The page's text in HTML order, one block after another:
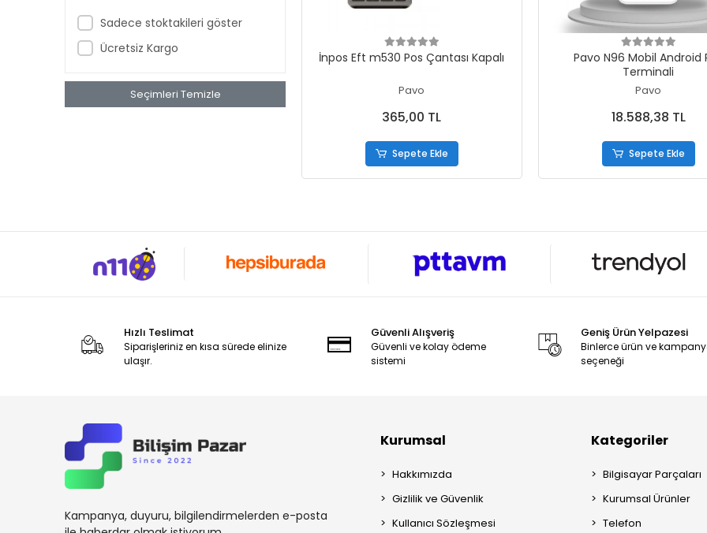
Canon
Cas Terazi
Dark
Datalogic
Digi Terazi
Digitus
Elzab
Enpos
Eset
Esonic
Sadece stoktakileri göster
Ücretsiz Kargo
Seçimleri Temizle
Sepete Ekle
İnpos Eft m530 Pos Çantası Kapalı
Pavo
365,00 TL
Sepete Ekle
Sepete Ekle
Pavo N96 Mobil Android
Terminali
Pavo
18.588,38 TL
Sepete Ekle
Hızlı Teslimat
Siparişleriniz en kısa sürede elinize
ulaşır.
Güvenli Alışveriş
Güvenli ve kolay ödeme
sistemi
Geniş Ürün Yelpazesi
Binlerce ürün ve
seçeneği
Kampanya, duyuru, bilgilendirmelerden e-posta
Kurumsal
Hakkımızda
Gizlilik ve Güvenlik
Kullanıcı Sözleşmesi
Kategoriler
Bilgisayar Parçaları
Kurumsal Ürünler
Telefon